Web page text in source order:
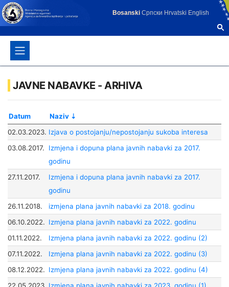
Bosanski Српски Hrvatski English
JAVNE NABAVKE - ARHIVA
Datum
Naziv
02.03.2023. Izjava o postojanju/nepostojanju sukoba interesa
03.08.2017.
Izmjena i dopuna plana javnih nabavki za 2017.
godinu
27.11.2017.
Izmjena i dopuna plana javnih nabavki za 2017.
godinu
26.11.2018.
izmjena plana javnih nabavki za 2018. godinu
06.10.2022. Izmjena plana javnih nabavki za 2022. godinu
01.11.2022.
Izmjena plana javnih nabavki za 2022. godinu (2)
07.11.2022.
Izmjena plana javnih nabavki za 2022. godinu (3)
08.12.2022. Izmjena plana javnih nabavki za 2022. godinu (4)